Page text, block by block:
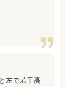
左で若干高